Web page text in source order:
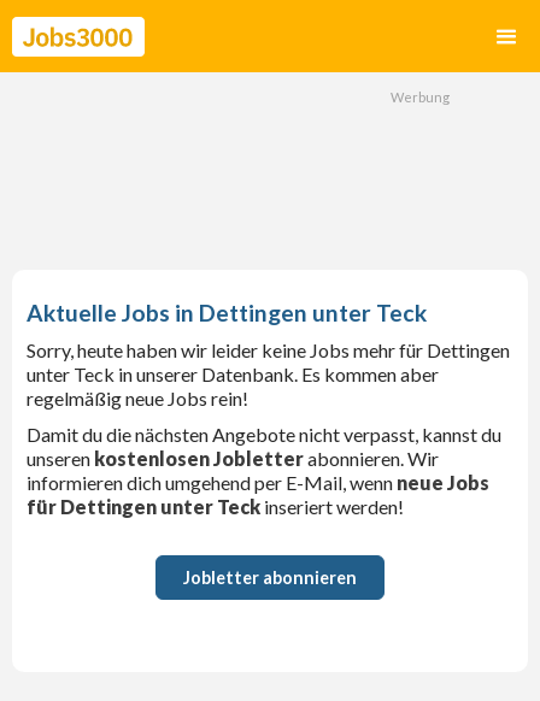
Dettingen unter Teck
Sorry, heute haben wir leider keine Jobs mehr für Dettingen
unter Teck in unserer Datenbank. Es kommen aber
regelmäßig neue Jobs rein!
Damit du die nächsten Angebote nicht verpasst, kannst du
unseren kostenlosen Jobletterabonnieren. Wir
informieren dich umgehend per E-Mail, wenn neue Jobs
für Dettingen unter Teck inseriert werden!
Jobletter abonnieren